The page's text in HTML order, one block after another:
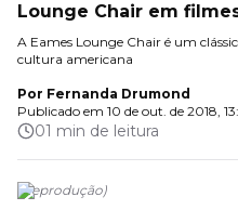
Lounge Chair em
A Eames Lounge Chair é um
cultura americana
Por Fernanda Drumond
Publicado em 10 de out. de 2018,
01 min de leitura
(Reprodução)